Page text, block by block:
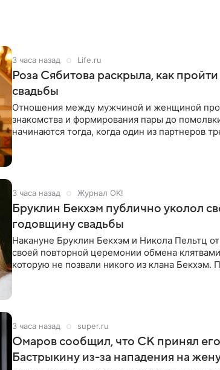
3 часа назад Life.ru
Роза Сябитова раскрыла, как
свадьбы
Отношения между мужчиной и женщиной
знакомства и формирования пары до
начинаются тогда, когда один из партнеров
3 часа назад Журнал OK!
Бруклин Бекхэм публично уколол
годовщину свадьбы
Накануне Бруклин Бекхэм и Никола Пельтц
своей повторной церемонии обмена
которую не позвали никого из клана Бекхэм.
3 часа назад super.ru
Омаров сообщил, что СК принял
Бастрыкину из-за нападения на